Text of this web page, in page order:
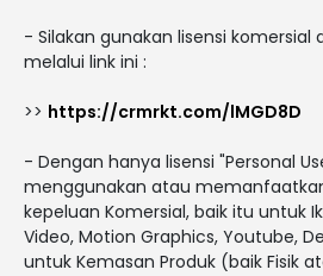
- Silakan gunakan lisensi
melalui link ini :
>> https://crmrkt.com/lMGD8D
- Dengan hanya lisensi "Personal
menggunakan atau
kepeluan Komersial, baik itu untuk
Video, Motion Graphics, Youtube,
untuk Kemasan Produk (baik Fisik